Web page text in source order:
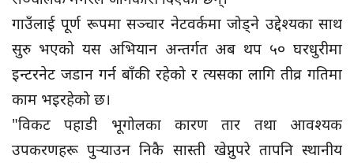
गाउँलाई पूर्ण रूपमा सञ्चार नेटवर्कमा जोड्ने उद्देश्यका साथ
सुरु भएको यस अभियान अन्तर्गत अब थप ५० घरधुरीमा
इन्टरनेट जडान गर्न बाँकी रहेको र त्यसका लागि तीव्र गतिमा
काम भइरहेको छ।
"विकट पहाडी भूगोलका कारण तार तथा आवश्यक
उपकरणहरू पुर्‍याउन निकै सास्ती खेप्नुपरे तापनि स्थानीय